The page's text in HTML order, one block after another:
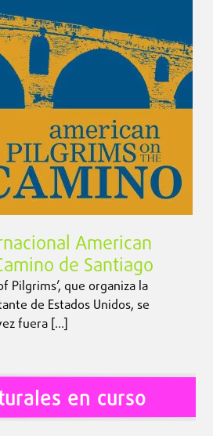
American
de Santiago
Pilgrims’, que organiza la
de Estados Unidos, se
fuera […]
en curso